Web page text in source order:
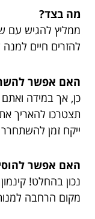
מה בצד?
ממליץ להגיש עם
להזרים חיים למנה
האם אפשר
כן, אך במידה
תצטרכו להאריך
ייקח זמן
האם אפשר
נכון בהחלט!
מקום הרחבה